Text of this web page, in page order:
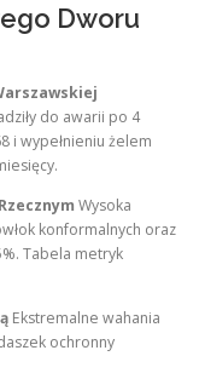
Dworu
do awarii po 4
i wypełnieniu żelem
Wysoka
konformalnych oraz
Tabela metryk
Ekstremalne wahania
ochronny